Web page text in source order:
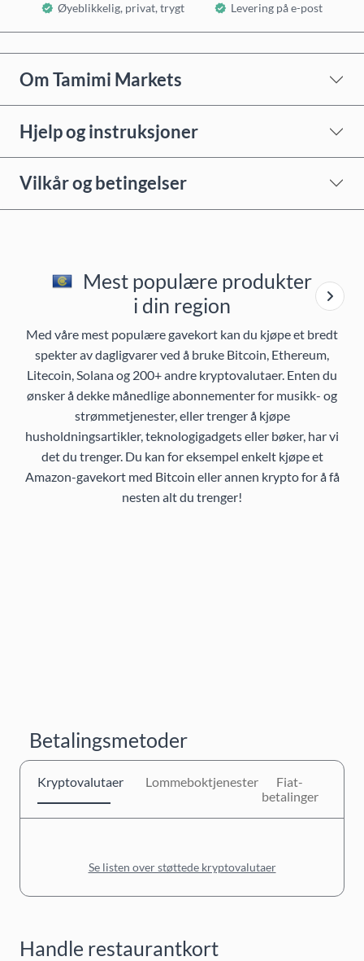
Øyeblikkelig, privat, trygt Levering på e-post
Om Tamimi Markets
Hjelp og instruksjoner
Vilkår og betingelser
Mest populære produkter
i din region
Med våre mest populære gavekort kan du kjøpe et bredt
spekter av dagligvarer ved å bruke Bitcoin, Ethereum,
Litecoin, Solana og 200+ andre kryptovalutaer. Enten du
ønsker å dekke månedlige abonnementer for musikk- og
strømmetjenester, eller trenger å kjøpe
husholdningsartikler, teknologigadgets eller bøker, har vi
det du trenger. Du kan for eksempel enkelt kjøpe et
Amazon-gavekort med Bitcoin eller annen krypto for å få
nesten alt du trenger!
Betalingsmetoder
Kryptovalutaer Lommeboktjenester
Fiat-
betalinger
Se listen over støttede kryptovalutaer
Handle restaurantkort